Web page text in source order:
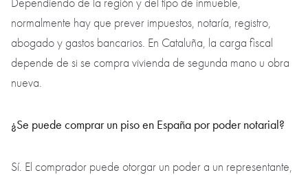
Dependiendo de la región y del tipo de inmueble,
normalmente hay que prever impuestos, notaría, registro,
abogado y gastos bancarios. En Cataluña, la carga fiscal
depende de si se compra vivienda de segunda mano u obra
nueva.
¿Se puede comprar un piso en España por poder notarial?
Sí. El comprador puede otorgar un poder a un representante,